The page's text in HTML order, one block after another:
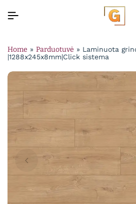
Home » Parduotuvė » Laminuota
|1288x245x8mm|Click sistema